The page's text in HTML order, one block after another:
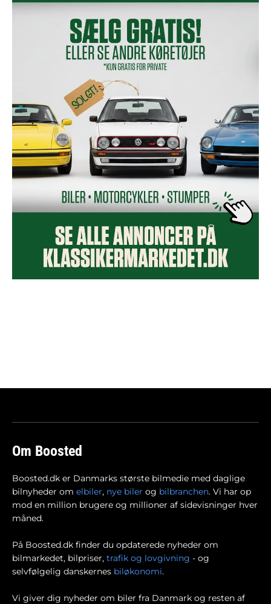
Om Boosted
Boosted.dk er Danmarks største bilmedie med daglige
bilnyheder om elbiler, nye biler og bilbranchen. Vi har op
mod en million brugere og millioner af sidevisninger hver
måned.
På Boosted.dk finder du opdaterede nyheder om
bilmarkedet, bilpriser, trafik og lovgivning - og
selvfølgelig danskernes biløkonomi.
Vi giver dig nyheder om biler fra Danmark og resten af